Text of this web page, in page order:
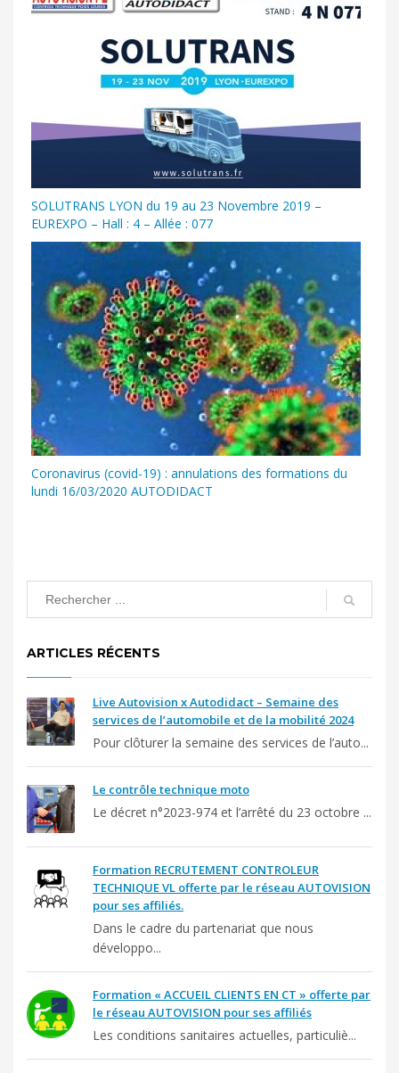
SOLUTRANS LYON du 19 au 23 Novembre 2019 –
EUREXPO – Hall : 4 – Allée : 077
Coronavirus (covid-19) : annulations des formations du
lundi 16/03/2020 AUTODIDACT
ARTICLES RÉCENTS
Live Autovision x Autodidact – Semaine des
services de l’automobile et de la mobilité 2024
Pour clôturer la semaine des services de l’auto...
Le contrôle technique moto
Le décret n°2023-974 et l’arrêté du 23 octobre ...
Formation RECRUTEMENT CONTROLEUR
TECHNIQUE VL offerte par le réseau AUTOVISION
pour ses affiliés.
Dans le cadre du partenariat que nous
développo...
Formation « ACCUEIL CLIENTS EN CT » offerte par
le réseau AUTOVISION pour ses affiliés
Les conditions sanitaires actuelles, particuliè...